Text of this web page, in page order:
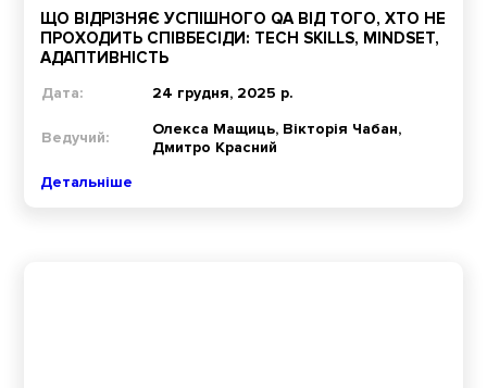
ЩО ВІДРІЗНЯЄ УСПІШНОГО QA ВІД ТОГО, ХТО НЕ
ПРОХОДИТЬ СПІВБЕСІДИ: TECH SKILLS, MINDSET,
АДАПТИВНІСТЬ
Дата: 24 грудня, 2025 р.
Ведучий:
Олекса Мащиць, Вікторія Чабан,
Дмитро Красний
Детальніше